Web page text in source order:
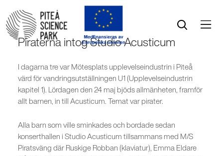
Öppna sök
Öppna menyn
Piraterna intog Studio Acusticum
I dagarna tre var Mötesplats upplevelseindustrin i Piteå
värd för vandringsutställningen U1 (Upplevelseindustrin
kapitel 1). Lördagen den 24 maj bjöds allmänheten, framför
allt barnen, in till Acusticum. Temat var pirater.
Alla barn som ville sminkades och bordade sedan
konserthallen i Studio Acusticum tillsammans med M/S
Piratsväng där Ruskige Robban (klaviatur), Emma Eldare